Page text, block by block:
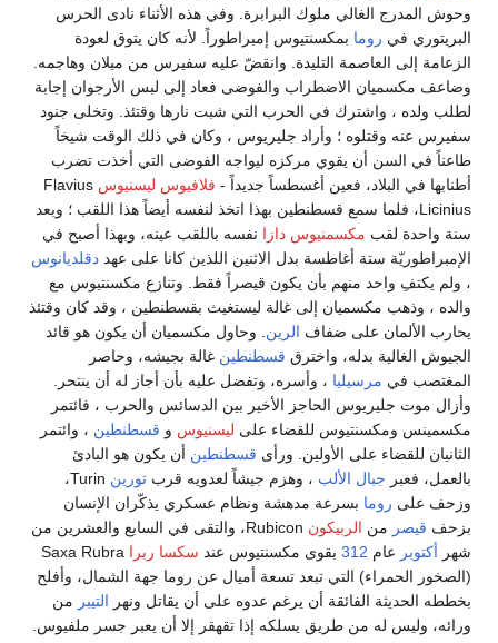
وحوش المدرج الغالي ملوك البرابرة. وفي هذه الأثناء نادى الحرس
البريتوري في روما بمكسنتيوس إمبراطوراً. لأنه كان يتوق لعودة
الزعامة إلى العاصمة التليدة. وانقضّ عليه سفيرس من ميلان وهاجمه.
وضاعف مكسميان الاضطراب والفوضى فعاد إلى لبس الأرجوان إجابة
لطلب ولده ، واشترك في الحرب التي شبت نارها وقتئذ. وتخلى جنود
سفيرس عنه وقتلوه ؛ وأراد جليريوس ، وكان في ذلك الوقت شيخاً
طاعناً في السن أن يقوي مركزه ليواجه الفوضى التي أخذت تضرب
أطنابها في البلاد، فعين أغسطساً جديداً - فلافيوس ليسنيوس Flavius
Licinius، فلما سمع قسطنطين بهذا اتخذ لنفسه أيضاً هذا اللقب ؛ وبعد
سنة واحدة لقب مكسمنيوس دازا نفسه باللقب عينه، وبهذا أصبح في
الإمبراطوريّة ستة أغاطسة بدل الاثنين اللذين كانا على عهد دقلديانوس
، ولم يكتفِ واحد منهم بأن يكون قيصراً فقط. وتنازع مكسنتيوس مع
والده ، وذهب مكسميان إلى غالة ليستغيث بقسطنطين ، وقد كان وقتئذ
يحارب الألمان على ضفاف الرين. وحاول مكسميان أن يكون هو قائد
الجيوش الغالية بدله، واخترق قسطنطين غالة بجيشه، وحاصر
المغتصب في مرسيليا ، وأسره، وتفضل عليه بأن أجاز له أن ينتحر.
وأزال موت جليريوس الحاجز الأخير بين الدسائس والحرب ، فائتمر
مكسمينس ومكسنتيوس للقضاء على ليسنيوس و قسطنطين ، وائتمر
الثانيان للقضاء على الأولين. ورأى قسطنطين أن يكون هو البادئ
بالعمل، فعبر جبال الألب ، وهزم جيشاً لعدويه قرب تورين
Turin،
وزحف على روما بسرعة مدهشة ونظام عسكري يذكّران الإنسان
بزحف قيصر من الربيكون
Rubicon، والتقى في السابع والعشرين من
شهر أكتوبر عام 312 بقوى مكسنتيوس عند سكسا ربرا Saxa Rubra
(الصخور الحمراء) التي تبعد تسعة أميال عن روما جهة الشمال، وأفلح
بخططه الحديثة الفائقة أن يرغم عدوه على أن يقاتل ونهر التيبر من
ورائه، وليس له من طريق يسلكه إذا تقهقر إلا أن يعبر جسر ملفيوس.